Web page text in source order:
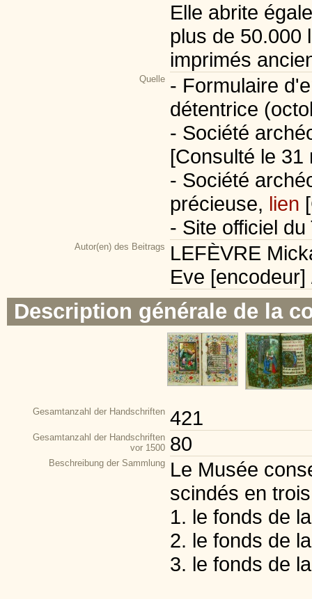
Elle abrite
plus de 50.000
imprimés
Quelle - Formulaire
détentrice
- Société
[Consulté le 31
- Société
précieuse, lien
- Site officiel
Autor(en) des Beitrags
LEFÈVRE
Eve
Description générale de la
Gesamtanzahl der Handschriften 421
Gesamtanzahl der Handschriften
vor 1500 80
Beschreibung der Sammlung Le Musée
scindés en
1. le fonds de
2. le fonds de
3. le fonds de